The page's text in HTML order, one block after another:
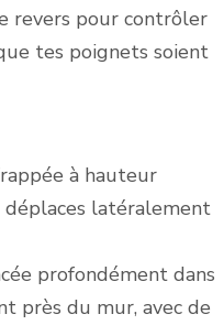
revers pour contrôler
tes poignets soient
à hauteur
latéralement
profondément dans
près du mur, avec de